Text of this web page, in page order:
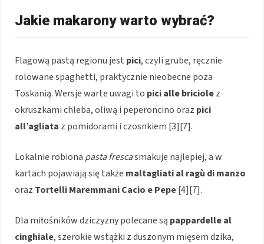
Jakie makarony warto wybrać?
Flagową pastą regionu jest pici, czyli grube, ręcznie
rolowane spaghetti, praktycznie nieobecne poza
Toskanią. Wersje warte uwagi to pici alle briciolez
okruszkami chleba, oliwą i peperoncino oraz pici
all’agliata z pomidorami i czosnkiem [3][7].
Lokalnie robiona pasta frescasmakuje najlepiej, a w
kartach pojawiają się także maltagliati al ragù di manzo
oraz Tortelli Maremmani Cacio e Pepe[4][7].
Dla miłośników dziczyzny polecane są pappardelle al
cinghiale, szerokie wstążki z duszonym mięsem dzika,